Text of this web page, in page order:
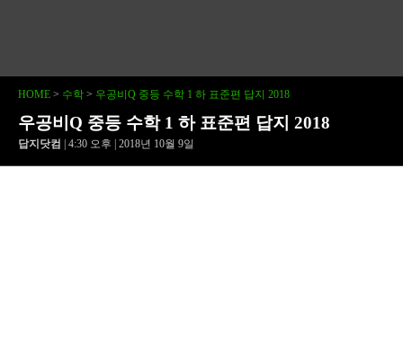
HOME > 수학 > 우공비Q 중등 수학 1 하 표준편 답지 2018
우공비Q 중등 수학 1 하 표준편 답지 2018
답지닷컴 | 4:30 오후 | 2018년 10월 9일